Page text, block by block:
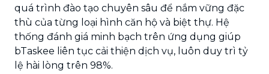
quá trình đào tạo chuyên sâu để nắm vững đặc
thù của từng loại hình căn hộ và biệt thự. Hệ
thống đánh giá minh bạch trên ứng dụng giúp
bTaskee liên tục cải thiện dịch vụ, luôn duy trì tỷ
lệ hài lòng trên 98%.